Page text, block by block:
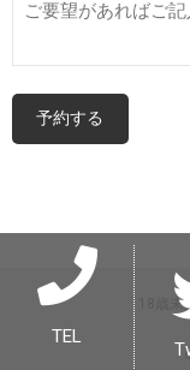
TEL
18歳